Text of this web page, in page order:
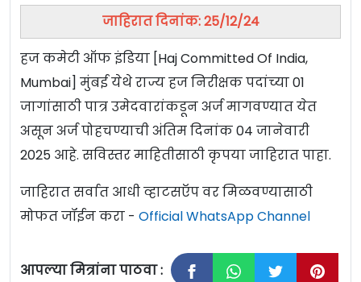
जाहिरात दिनांक: 25/12/24
हज कमेटी ऑफ इंडिया [Haj Committed Of India,
Mumbai] मुंबई येथे राज्य हज निरीक्षक पदांच्या 01
जागांसाठी पात्र उमेदवारांकडून अर्ज मागवण्यात येत
असून अर्ज पोहचण्याची अंतिम दिनांक 04 जानेवारी
2025 आहे. सविस्तर माहितीसाठी कृपया जाहिरात पाहा.
जाहिरात सर्वात आधी व्हाटसऍप वर मिळवण्यासाठी
मोफत जॉईन करा - Official WhatsApp Channel
आपल्या मित्रांना पाठवा :